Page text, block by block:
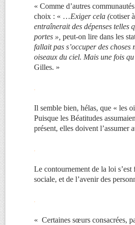
« Comme d’autres
choix : « …Exiger cela (cotiser
entraînerait des dépenses telles
portes », peut-on lire dans les
fallait pas s’occuper des
oiseaux du ciel. Mais une fois
Gilles. »
.
Il semble bien, hélas, que « les
Puisque les Béatitudes
présent, elles doivent l’assumer
.
Le contournement de la loi
sociale, et de l’avenir des
.
« Certaines sœurs consacrées,